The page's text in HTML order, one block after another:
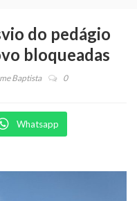
do pedágio
bloqueadas
Baptista 0
Whatsapp